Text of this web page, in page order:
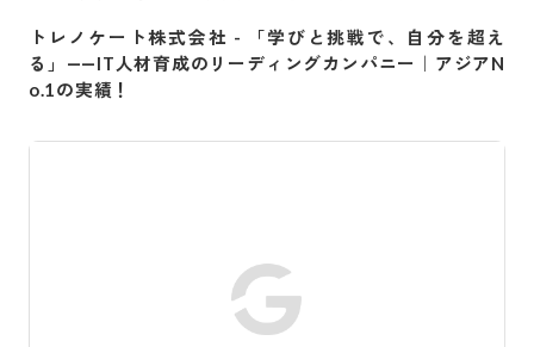
トレノケート株式会社 -
「学びと挑戦で、自分を超え
る」――IT人材育成のリーディングカンパニー｜アジアN
o.1の実績！